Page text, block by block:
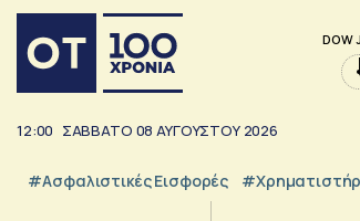
DOW
12:00 ΣΑΒΒΑΤΟ 08 ΑΥΓΟΥΣΤΟΥ 2026
#Ασφαλιστικές Εισφορές